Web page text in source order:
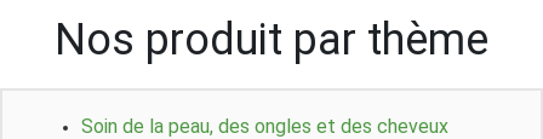
Nos produit par thème
Soin de la peau, des ongles et des cheveux